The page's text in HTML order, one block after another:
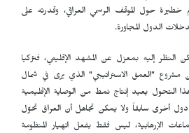
خطيرة حول الموقف الرسمي العراقي، وقدرته على
الدول المجاورة.
النظر إليه بمعزل عن المشهد الإقليمي، فتركيا
مشروع "العمق الاستراتيجي" الذي يرى في شمال
هذا التحول يعيد إنتاج نمط من الوصاية الإقليمية
دول أخرى سابقاً ولا يمكن تجاهل أن العراق تحوّل
الإرهابية، ليس فقط بفعل انهيار المنظومة